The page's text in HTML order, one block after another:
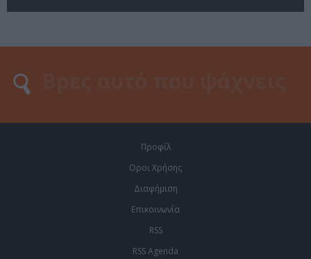
Προφίλ
Οροι Χρήσης
Διαφήμιση
Επικοινωνία
RSS
RSS Agenda